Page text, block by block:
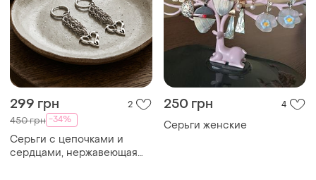
299 грн 2
450 грн -34%
Серьги с цепочками и
сердцами, нержавеющая
250 грн 4
Серьги женские